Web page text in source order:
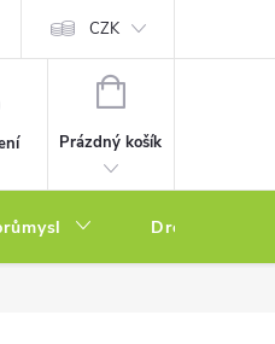
údajů Soubory cookies
CZK
NÁKUPNÍ
Prázdný košík
Drogerie